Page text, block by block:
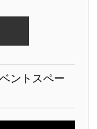
ントスペー